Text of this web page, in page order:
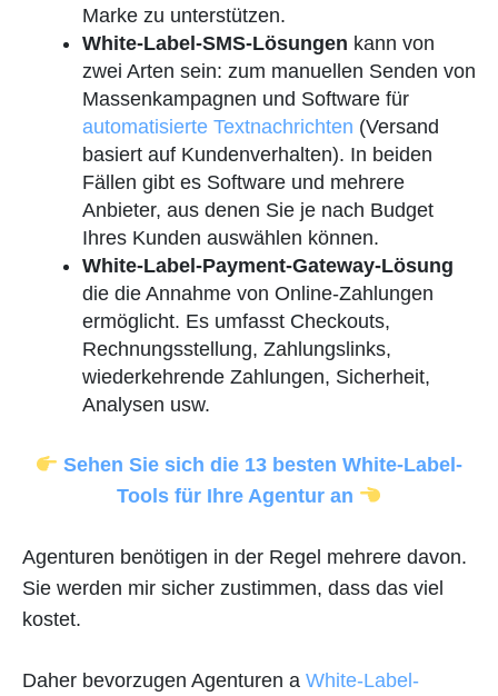
Marke zu unterstützen.
White-Label-SMS-Lösungen kann von
zwei Arten sein: zum manuellen Senden von
Massenkampagnen und Software für
automatisierte Textnachrichten (Versand
basiert auf Kundenverhalten). In beiden
Fällen gibt es Software und mehrere
Anbieter, aus denen Sie je nach Budget
Ihres Kunden auswählen können.
White-Label-Payment-Gateway-Lösung
die die Annahme von Online-Zahlungen
ermöglicht. Es umfasst Checkouts,
Rechnungsstellung, Zahlungslinks,
wiederkehrende Zahlungen, Sicherheit,
Analysen usw.
Sehen Sie sich die 13 besten White-Label-
Tools für Ihre Agentur an
Agenturen benötigen in der Regel mehrere davon.
Sie werden mir sicher zustimmen, dass das viel
kostet.
Daher bevorzugen Agenturen a White-Label-